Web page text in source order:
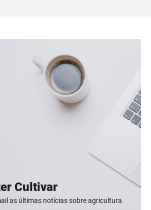
Cultivar
as últimas notícias sobre agricultura